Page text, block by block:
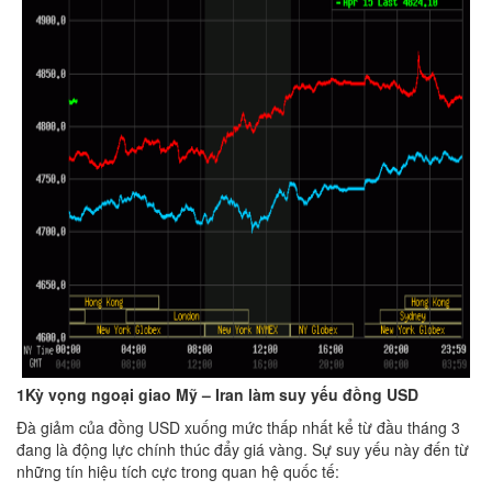
1Kỳ vọng ngoại giao Mỹ – Iran làm suy yếu đồng USD
Đà giảm của đồng USD xuống mức thấp nhất kể từ đầu tháng 3
đang là động lực chính thúc đẩy giá vàng. Sự suy yếu này đến từ
những tín hiệu tích cực trong quan hệ quốc tế: